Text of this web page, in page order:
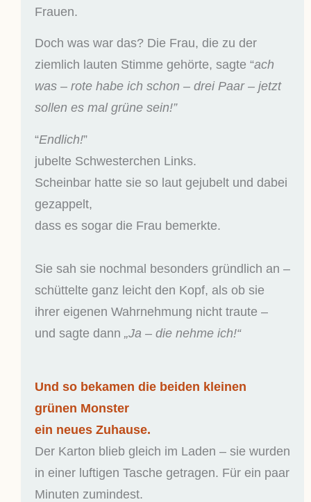
Frauen.
Doch was war das? Die Frau, die zu der
ziemlich lauten Stimme gehörte, sagte “ach
was – rote habe ich schon – drei Paar – jetzt
sollen es mal grüne sein!”
“Endlich!”
jubelte Schwesterchen Links.
Scheinbar hatte sie so laut gejubelt und dabei
gezappelt,
dass es sogar die Frau bemerkte.
Sie sah sie nochmal besonders gründlich an –
schüttelte ganz leicht den Kopf, als ob sie
ihrer eigenen Wahrnehmung nicht traute –
und sagte dann „Ja – die nehme ich!“
Und so bekamen die beiden kleinen
grünen Monster
ein neues Zuhause.
Der Karton blieb gleich im Laden – sie wurden
in einer luftigen Tasche getragen. Für ein paar
Minuten zumindest.